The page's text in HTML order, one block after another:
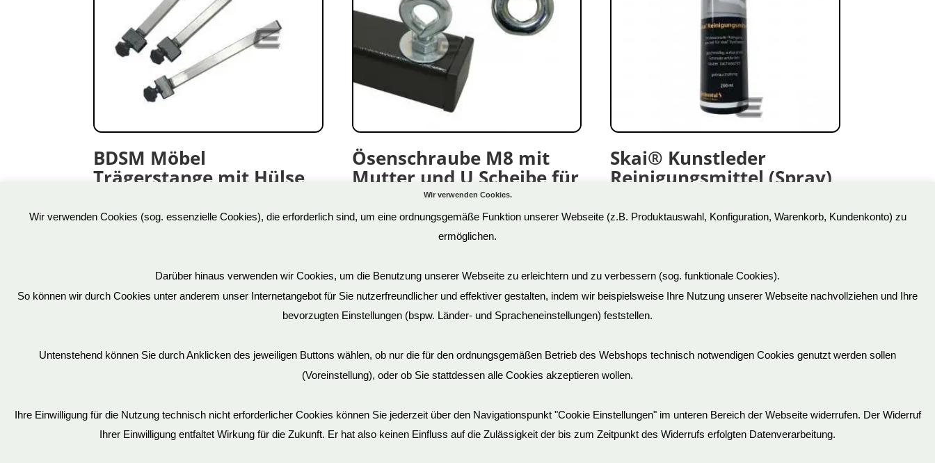
BDSM Möbel
Trägerstange mit Hülse
Art.Nr: TSH
Ösenschraube M8 mit
Mutter und U Scheibe für
BDSM Möbel
1,59€
Skai® Kunstleder
Reinigungsmittel (Spray)
Art.Nr: SPM
Pflegehinweise BDSM Möbel
Batterieverordnung
Wir verwenden Cookies.
Wir verwenden Cookies (sog. essenzielle Cookies), die erforderlich sind, um eine ordnungsgemäße Funktion unserer Webseite (z.B. Produktauswahl, Konfiguration, Warenkorb, Kundenkonto) zu
ermöglichen.
Darüber hinaus verwenden wir Cookies, um die Benutzung unserer Webseite zu erleichtern und zu verbessern (sog. funktionale Cookies).
So können wir durch Cookies unter anderem unser Internetangebot für Sie nutzerfreundlicher und effektiver gestalten, indem wir beispielsweise Ihre Nutzung unserer Webseite nachvollziehen und Ihre
bevorzugten Einstellungen (bspw. Länder- und Spracheneinstellungen) feststellen.
Untenstehend können Sie durch Anklicken des jeweiligen Buttons wählen, ob nur die für den ordnungsgemäßen Betrieb des Webshops technisch notwendigen Cookies genutzt werden sollen
(Voreinstellung), oder ob Sie stattdessen alle Cookies akzeptieren wollen.
Ihre Einwilligung für die Nutzung technisch nicht erforderlicher Cookies können Sie jederzeit über den Navigationspunkt "Cookie Einstellungen" im unteren Bereich der Webseite widerrufen. Der Widerruf
Ihrer Einwilligung entfaltet Wirkung für die Zukunft. Er hat also keinen Einfluss auf die Zulässigkeit der bis zum Zeitpunkt des Widerrufs erfolgten Datenverarbeitung.